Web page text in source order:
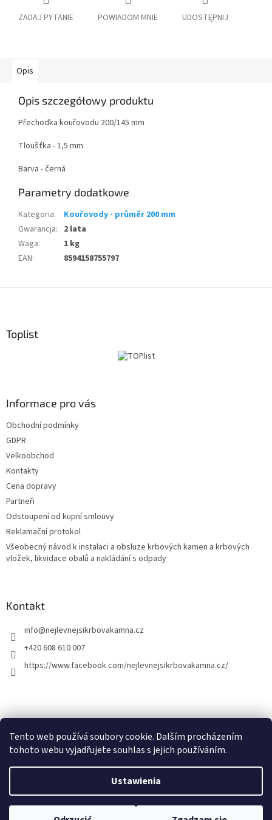
Tento web používá soubory cookie. Dalším procházením
tohoto webu vyjadřujete souhlas s jejich používáním.
Ustawienia
ZADAJ PYTANIE POWIADOM MNIE UDOSTĘPNIJ
Opis
Opis szczegółowy produktu
Přechodka kouřovodu 200/145 mm
Tloušťka - 1,5 mm
Barva - černá
Parametry dodatkowe
Kategoria:
Kouřovody - průměr 200 mm
Gwarancja: 2 lata
Waga:
1 kg
EAN: 8594158755797
pToplist
Informace pro vás
Obchodní podmínky
GDPR
Velkoobchod
Kontakty
Cena dopravy
Partneři
Odstoupení od kupní smlouvy
Reklamační protokol
Všeobecný návod k instalaci a obsluze krbových kamen a krbových
vložek, likvidace obalů a nakládání s odpady
Kontakt
info@nejlevnejsikrbovakamna.cz
+420 608 610 007
https://www.facebook.com/nejlevnejsikrbovakamna.cz/
Copyright 2026Nejlevnejsikrbovakamna.cz. Wszystkie prawa